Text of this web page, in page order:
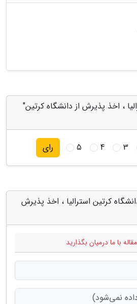
، اخذ پذیرش از دانشگاه کرتین"
3
4
5 رای
کرتین استرالیا ، اخذ پذیرش
با ما درمیان بگذارید